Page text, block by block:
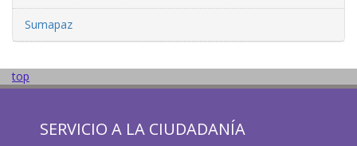
Sumapaz
top
SERVICIO A LA CIUDADANÍA